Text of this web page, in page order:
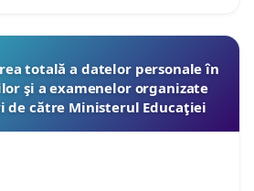
totală a datelor personale în
şi a examenelor organizate
de către Ministerul Educaţiei